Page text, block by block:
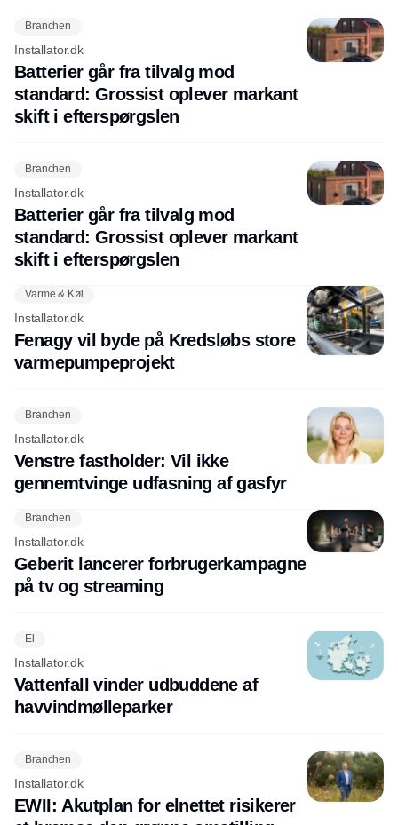
Branchen
Installator.dk
Batterier går fra tilvalg mod
standard: Grossist oplever markant
skift i efterspørgslen
Branchen
Installator.dk
Batterier går fra tilvalg mod
standard: Grossist oplever markant
skift i efterspørgslen
Varme & Køl
Installator.dk
Fenagy vil byde på Kredsløbs store
varmepumpeprojekt
Branchen
Installator.dk
Venstre fastholder: Vil ikke
gennemtvinge udfasning af gasfyr
Branchen
Installator.dk
Geberit lancerer forbrugerkampagne
på tv og streaming
El
Installator.dk
Vattenfall vinder udbuddene af
havvindmølleparker
Branchen
Installator.dk
EWII: Akutplan for elnettet risikerer